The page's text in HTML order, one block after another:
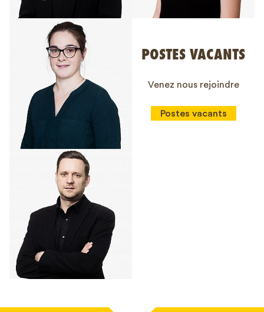
POSTES VACANTS
Venez nous rejoindre
Postes vacants